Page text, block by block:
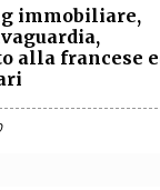
immobiliare,
alla francese